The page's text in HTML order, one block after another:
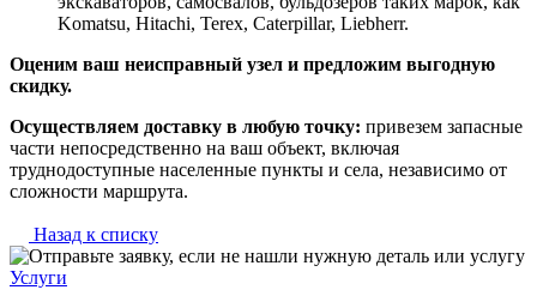
Komatsu, Hitachi, Terex, Caterpillar, Liebherr.
Оценим ваш неисправный узел и предложим выгодную
скидку.
Осуществляем доставку в любую точку: привезем запасные
части непосредственно на ваш объект, включая
труднодоступные населенные пункты и села, независимо от
сложности маршрута.
Назад к списку
Услуги